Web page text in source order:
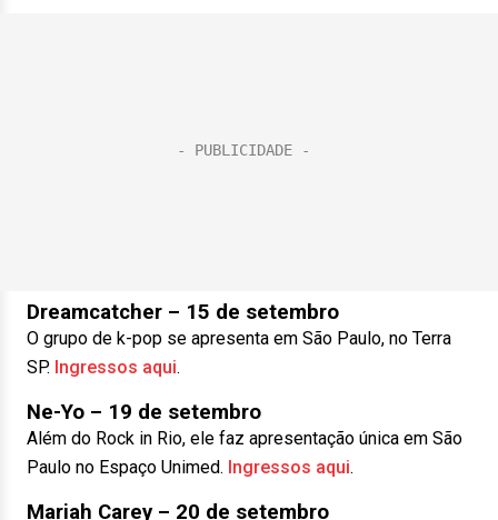
Dreamcatcher – 15 de setembro
O grupo de k-pop se apresenta em São Paulo, no Terra
SP. Ingressos aqui.
Ne-Yo – 19 de setembro
Além do Rock in Rio, ele faz apresentação única em São
Paulo no Espaço Unimed. Ingressos aqui.
Mariah Carey – 20 de setembro